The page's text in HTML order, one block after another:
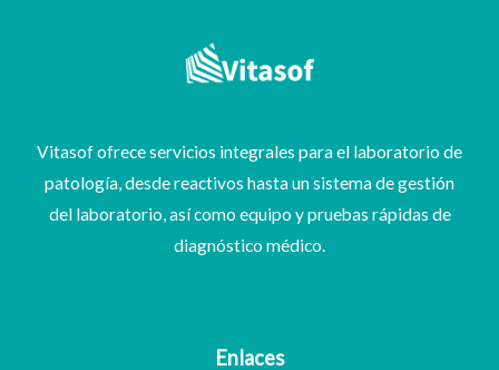
Vitasof ofrece servicios integrales para el laboratorio de
patología, desde reactivos hasta un sistema de gestión
del laboratorio, así como equipo y pruebas rápidas de
diagnóstico médico.
Enlaces